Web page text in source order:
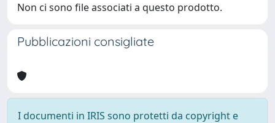
Non ci sono file associati a questo prodotto.
Pubblicazioni consigliate
I documenti in IRIS sono protetti da copyright e